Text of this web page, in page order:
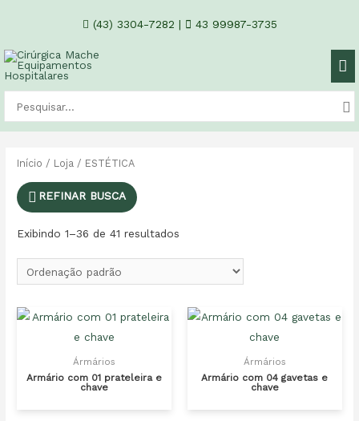
(43) 3304-7282 | 43 99987-3735
Início / Loja / ESTÉTICA
REFINAR BUSCA
Exibindo 1–36 de 41 resultados
Ármários
Armário com 01 prateleira e
chave
Ármários
Armário com 04 gavetas e
chave